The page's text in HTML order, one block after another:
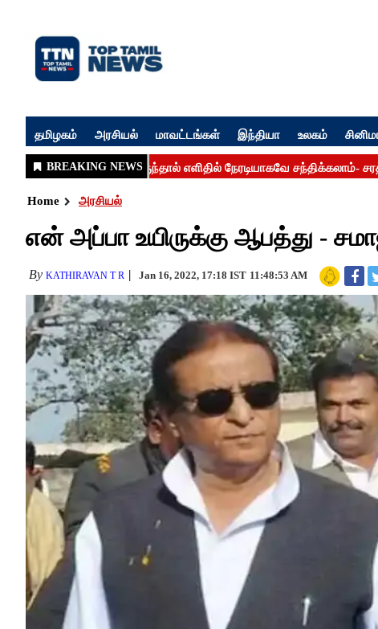
தமிழகம் அரசியல் மாவட்டங்கள் இந்தியா உலகம்
Home அரசியல்
என் அப்பா உயிருக்கு ஆபத்து -
By KATHIRAVAN T R Jan 16, 2022, 17:18 IST 11:48:53 AM